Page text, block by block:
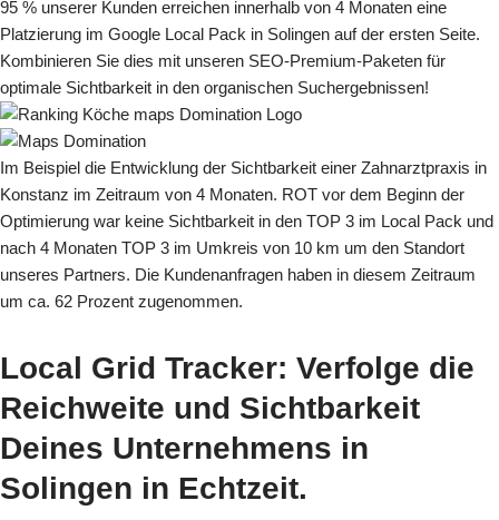
95 % unserer Kunden erreichen innerhalb von 4 Monaten eine
Platzierung im Google Local Pack in Solingen auf der ersten Seite.
Kombinieren Sie dies mit unseren SEO-Premium-Paketen für
optimale Sichtbarkeit in den organischen Suchergebnissen!
Im Beispiel die Entwicklung der Sichtbarkeit einer Zahnarztpraxis in
Konstanz im Zeitraum von 4 Monaten. ROT vor dem Beginn der
Optimierung war keine Sichtbarkeit in den TOP 3 im Local Pack und
nach 4 Monaten TOP 3 im Umkreis von 10 km um den Standort
unseres Partners. Die Kundenanfragen haben in diesem Zeitraum
um ca. 62 Prozent zugenommen.
Local Grid Tracker: Verfolge die
Reichweite und Sichtbarkeit
Deines Unternehmens in
Solingen in Echtzeit.